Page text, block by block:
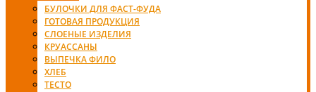
БУЛОЧКИ ДЛЯ ФАСТ-ФУДА
ГОТОВАЯ ПРОДУКЦИЯ
СЛОЕНЫЕ ИЗДЕЛИЯ
КРУАССАНЫ
ВЫПЕЧКА ФИЛО
ХЛЕБ
ТЕСТО